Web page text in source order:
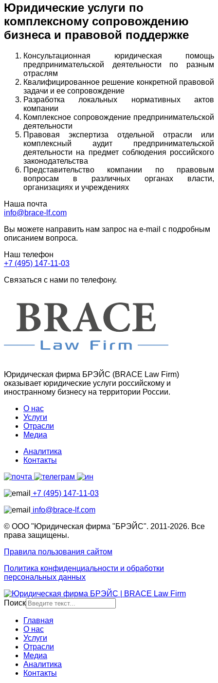
Юридические услуги по
комплексному сопровождению
бизнеса и правовой поддержке
Консультационная юридическая помощь
предпринимательской деятельности по разным
отраслям
Квалифицированное решение конкретной правовой
задачи и ее сопровождение
Разработка локальных нормативных актов
компании
Комплексное сопровождение предпринимательской
деятельности
Правовая экспертиза отдельной отрасли или
комплексный аудит предпринимательской
деятельности на предмет соблюдения российского
законодательства
Представительство компании по правовым
вопросам в различных органах власти,
организациях и учреждениях
Наша почта
info@brace-lf.com
Вы можете направить нам запрос на e-mail с подробным
описанием вопроса.
Наш телефон
+7 (495) 147-11-03
Связаться с нами по телефону.
Юридическая фирма БРЭЙС (BRACE Law Firm)
оказывает юридические услуги российскому и
иностранному бизнесу на территории России.
О нас
Услуги
Отрасли
Медиа
Аналитика
Контакты
+7 (495) 147-11-03
info@brace-lf.com
© ООО "Юридическая фирма "БРЭЙС". 2011-2026. Все
права защищены.
Правила пользования сайтом
Политика конфиденциальности и обработки
персональных данных
Поиск
Главная
О нас
Услуги
Отрасли
Медиа
Аналитика
Контакты